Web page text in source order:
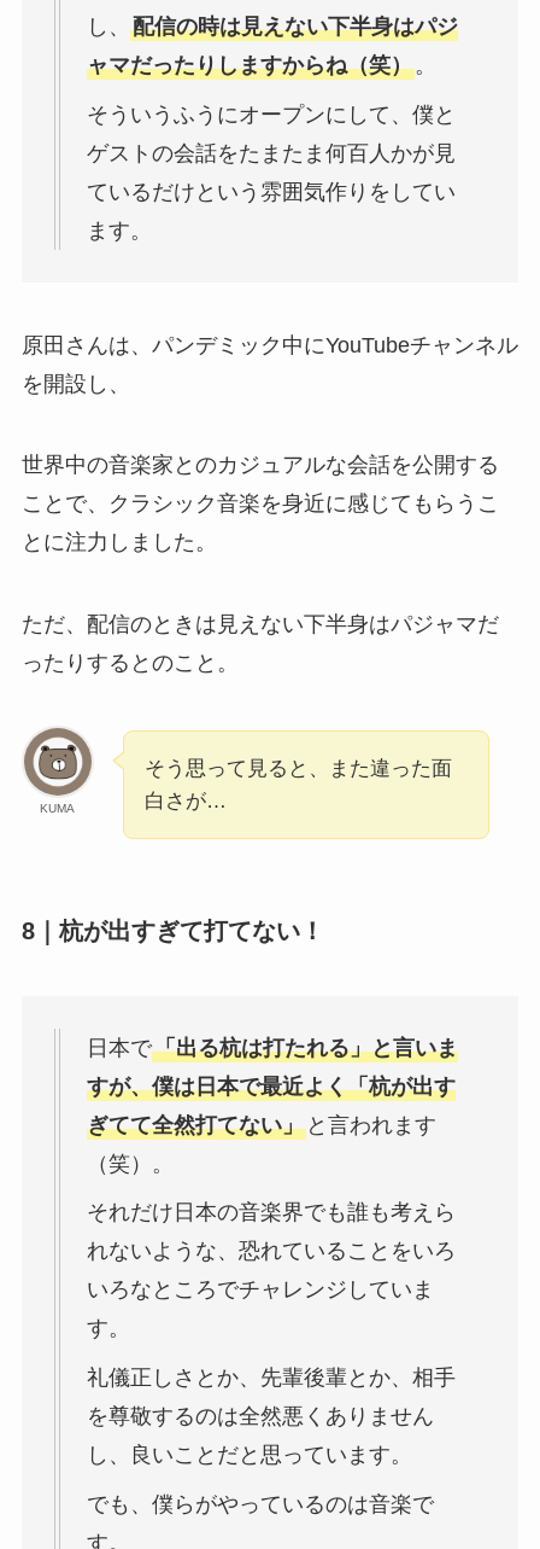
し、 配信の時は見えない下半身はパジ
ャマだったりしますからね（笑）。
そういうふうにオープンにして、僕と
ゲストの会話をたまたま何百人かが見
ているだけという雰囲気作りをしてい
ます。
原田さんは、パンデミック中にYouTubeチャンネル
を開設し、
世界中の音楽家とのカジュアルな会話を公開する
ことで、クラシック音楽を身近に感じてもらうこ
とに注力しました。
ただ、配信のときは見えない下半身はパジャマだ
ったりするとのこと。
KUMA
そう思って見ると、また違った面
白さが…
8｜杭が出すぎて打てない！
日本で「出る杭は打たれる」と言いま
すが、僕は日本で最近よく「杭が出す
ぎてて全然打てない」と言われます
（笑）。
それだけ日本の音楽界でも誰も考えら
れないような、恐れていることをいろ
いろなところでチャレンジしていま
す。
礼儀正しさとか、先輩後輩とか、相手
を尊敬するのは全然悪くありません
し、良いことだと思っています。
でも、僕らがやっているのは音楽で
す。